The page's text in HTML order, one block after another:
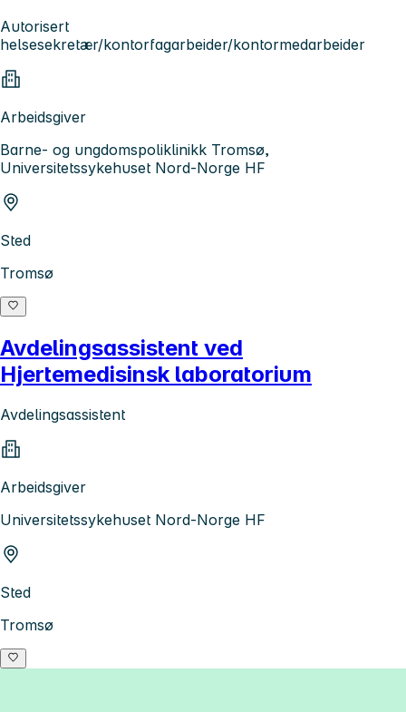
Autorisert
helsesekretær/kontorfagarbeider/kontormedarbeider
Arbeidsgiver
Barne- og ungdomspoliklinikk Tromsø,
Universitetssykehuset Nord-Norge HF
Sted
Tromsø
Avdelingsassistent ved
Hjertemedisinsk laboratorium
Avdelingsassistent
Arbeidsgiver
Universitetssykehuset Nord-Norge HF
Sted
Tromsø